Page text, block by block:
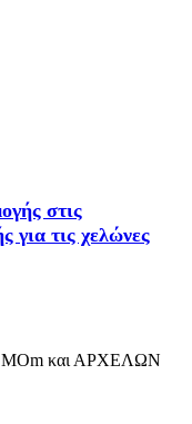
στις
για τις χελώνες
MOm και ΑΡΧΕΛΩΝ